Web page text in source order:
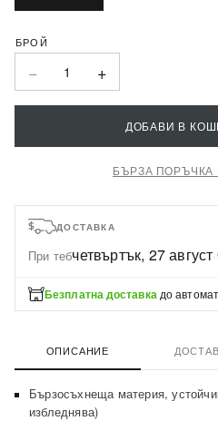
− 1 +
ДОБАВИ В
БЪРЗА ПОРЪЧКА
ДОСТАВКА
При тебчетвъртък, 27 август·
Безплатна доставка до
ОПИСАНИЕ
Бързосъхнеща материя,
избледнява)